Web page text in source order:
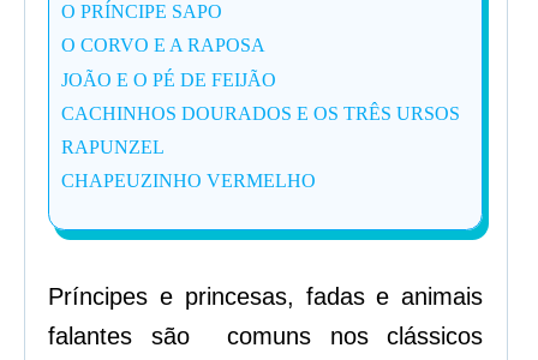
O PRÍNCIPE SAPO
O CORVO E A RAPOSA
JOÃO E O PÉ DE FEIJÃO
CACHINHOS DOURADOS E OS TRÊS URSOS
RAPUNZEL
CHAPEUZINHO VERMELHO
Príncipes e princesas, fadas e animais
falantes são comuns nos clássicos